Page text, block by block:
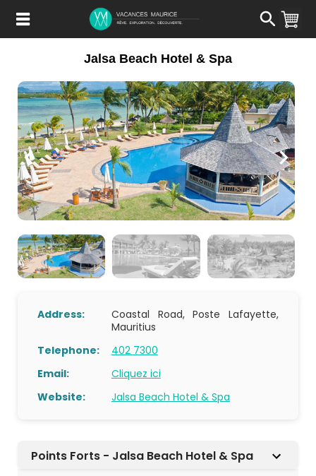
Contenu
Jalsa Beach Hotel & Spa
Address:
Coastal Road, Poste Lafayette,
Mauritius
Telephone:
402 7300
Email:
Cliquez ici
Website:
Jalsa Beach Hotel & Spa
Points Forts - Jalsa Beach Hotel & Spa